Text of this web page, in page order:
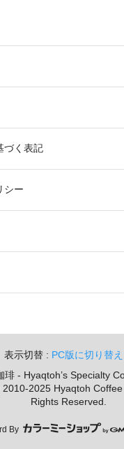
づく表記
シー
表示切替 : PC版に切り替え
琲 - Hyaqtoh’s Specialty
2025 Hyaqtoh
Rights Reserved.
By